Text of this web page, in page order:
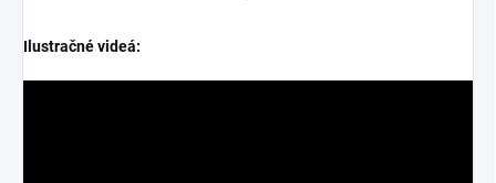
Ilustračné videá: